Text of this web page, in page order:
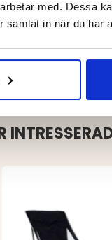
med. Dessa
samlat in när du har